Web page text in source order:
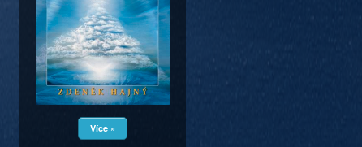
Více »